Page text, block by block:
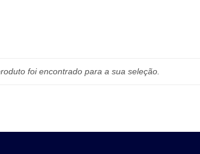
foi encontrado para a sua seleção.